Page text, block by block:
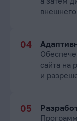
внешнего
сайта на
и